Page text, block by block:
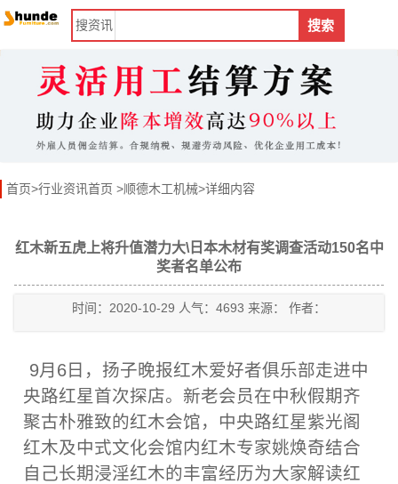
搜资讯 搜索
首页>行业资讯首页 >顺德木工机械>详细内容
红木新五虎上将升值潜力大\日本木材有奖调查活动150名中
奖者名单公布
时间：2020-10-29 人气：4693 来源： 作者：
9月6日，扬子晚报红木爱好者俱乐部走进中
央路红星首次探店。新老会员在中秋假期齐
聚古朴雅致的红木会馆，中央路红星紫光阁
红木及中式文化会馆内红木专家姚焕奇结合
自己长期浸淫红木的丰富经历为大家解读红